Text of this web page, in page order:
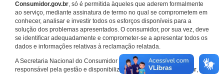
Consumidor.gov.br, só é permitida àqueles que aderem formalmente
ao serviço, mediante assinatura de termo no qual se comprometem em
conhecer, analisar e investir todos os esforços disponíveis para a
solução dos problemas apresentados. O consumidor, por sua vez, deve
se identificar adequadamente e comprometer-se a apresentar todos os
dados e informações relativas à reclamação relatada.
A Secretaria Nacional do Consumidor do Ministério da Justiça é a
responsável pela gestão e disponibilização doConsumidor.gov.br,